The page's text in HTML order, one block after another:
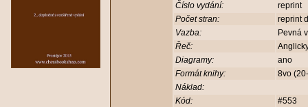
Číslo vydání:
reprint
Počet stran:
reprint
Vazba:
Pevná
Řeč:
Diagramy:
ano
Formát knihy:
8vo
Náklad:
Kód:
#553